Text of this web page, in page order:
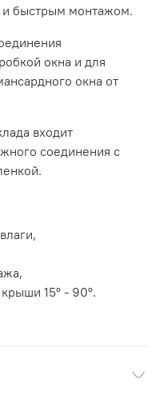
и быстрым монтажом.
окна и для
окна от
входит
соединения с
15° - 90°.